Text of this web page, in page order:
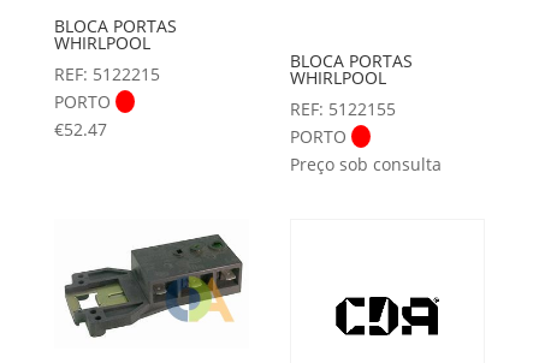
BLOCA PORTAS
WHIRLPOOL
REF: 5122215
PORTO
€52.47
BLOCA PORTAS
WHIRLPOOL
REF: 5122155
PORTO
Preço sob consulta